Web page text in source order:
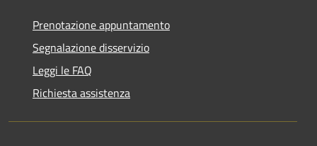
Prenotazione appuntamento
Segnalazione disservizio
Leggi le FAQ
Richiesta assistenza